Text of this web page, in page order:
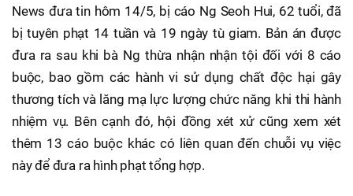
News đưa tin hôm 14/5, bị cáo Ng Seoh Hui, 62 tuổi, đã
bị tuyên phạt 14 tuần và 19 ngày tù giam. Bản án được
đưa ra sau khi bà Ng thừa nhận nhận tội đối với 8 cáo
buộc, bao gồm các hành vi sử dụng chất độc hại gây
thương tích và lăng mạ lực lượng chức năng khi thi hành
nhiệm vụ. Bên cạnh đó, hội đồng xét xử cũng xem xét
thêm 13 cáo buộc khác có liên quan đến chuỗi vụ việc
này để đưa ra hình phạt tổng hợp.